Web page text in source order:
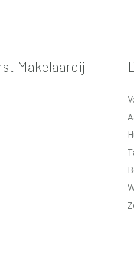
met vaste kasten.
- alarminstallatie aanwezig;
- beregeningsinstallatie
- Intergas cv ketel uit 2016;
Makelaardij